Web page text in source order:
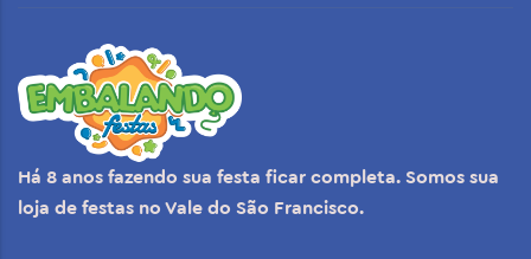
Há 8 anos fazendo sua festa ficar completa. Somos sua
loja de festas no Vale do São Francisco.